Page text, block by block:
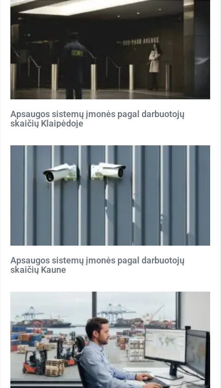
Apsaugos sistemų įmonės pagal darbuotojų
skaičių Klaipėdoje
Apsaugos sistemų įmonės pagal darbuotojų
skaičių Kaune